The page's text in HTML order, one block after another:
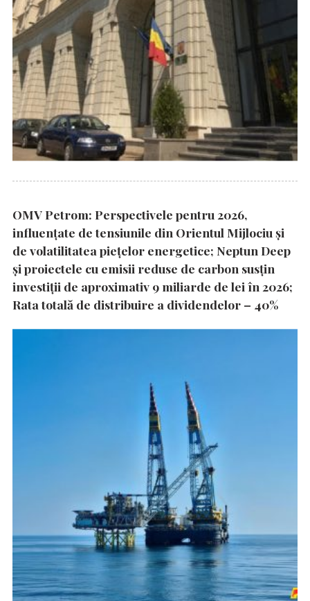
OMV Petrom: Perspectivele pentru 2026,
influențate de tensiunile din Orientul Mijlociu și
de volatilitatea piețelor energetice; Neptun Deep
și proiectele cu emisii reduse de carbon susțin
investiții de aproximativ 9 miliarde de lei în 2026;
Rata totală de distribuire a dividendelor – 40%